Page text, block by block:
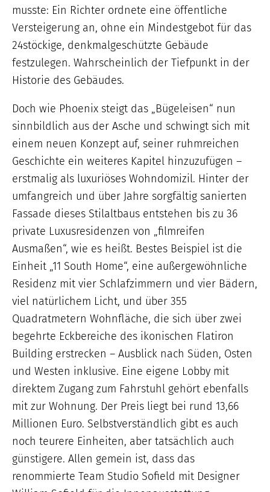
musste: Ein Richter ordnete eine öffentliche
Versteigerung an, ohne ein Mindestgebot für das
24stöckige, denkmalgeschützte Gebäude
festzulegen. Wahrscheinlich der Tiefpunkt in der
Historie des Gebäudes.
Doch wie Phoenix steigt das „Bügeleisen“ nun
sinnbildlich aus der Asche und schwingt sich mit
einem neuen Konzept auf, seiner ruhmreichen
Geschichte ein weiteres Kapitel hinzuzufügen –
erstmalig als luxuriöses Wohndomizil. Hinter der
umfangreich und über Jahre sorgfältig sanierten
Fassade dieses Stilaltbaus entstehen bis zu 36
private Luxusresidenzen von „filmreifen
Ausmaßen“, wie es heißt. Bestes Beispiel ist die
Einheit „11 South Home“, eine außergewöhnliche
Residenz mit vier Schlafzimmern und vier Bädern,
viel natürlichem Licht, und über 355
Quadratmetern Wohnfläche, die sich über zwei
begehrte Eckbereiche des ikonischen Flatiron
Building erstrecken – Ausblick nach Süden, Osten
und Westen inklusive. Eine eigene Lobby mit
direktem Zugang zum Fahrstuhl gehört ebenfalls
mit zur Wohnung. Der Preis liegt bei rund 13,66
Millionen Euro. Selbstverständlich gibt es auch
noch teurere Einheiten, aber tatsächlich auch
günstigere. Allen gemein ist, dass das
renommierte Team Studio Sofield mit Designer